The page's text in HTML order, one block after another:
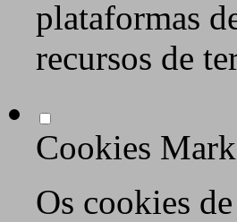
plataformas
recursos de
Cookies
Os cookies